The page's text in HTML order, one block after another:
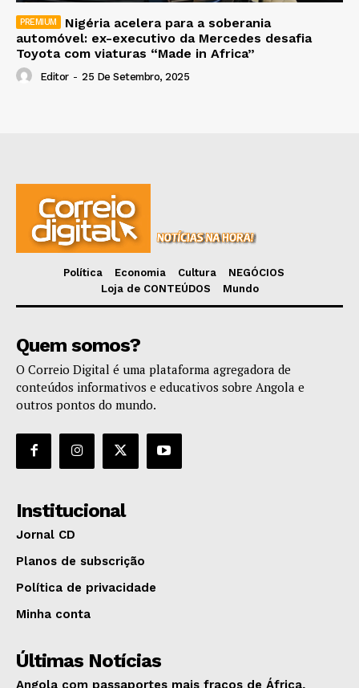
Nigéria acelera para a soberania
automóvel: ex-executivo da Mercedes desafia
Toyota com viaturas “Made in Africa”
Editor - 25 De Setembro, 2025
Política Economia Cultura
NEGÓCIOS
Loja de CONTEÚDOS
Mundo
Quem somos?
O Correio Digital é uma plataforma agregadora de
conteúdos informativos e educativos sobre Angola e
outros pontos do mundo.
Institucional
Jornal CD
Planos de subscrição
Política de privacidade
Minha conta
Últimas Notícias
Angola com passaportes mais fracos de África,